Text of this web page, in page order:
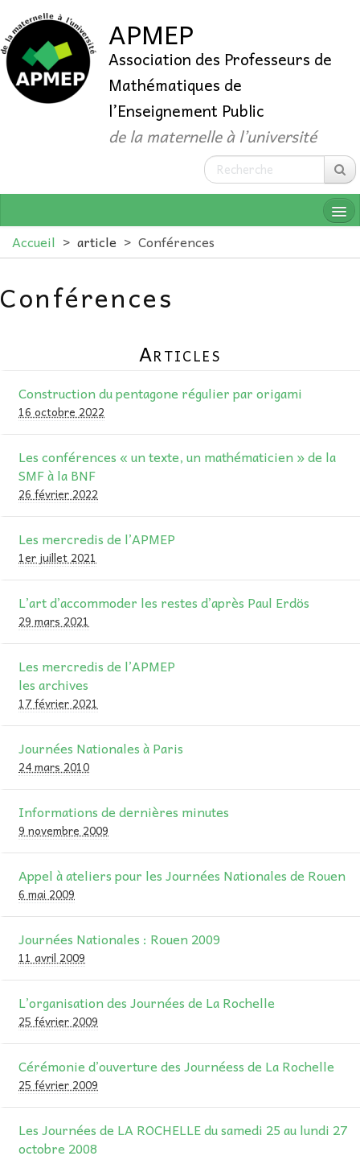
APMEP
Association des Professeurs de
Mathématiques de
l’Enseignement Public
de la maternelle à l’université
QUI SOMMES-NOUS ?
AU FIL DES MATHS
LIBRAIRIE
Accueil > article > Conférences
Conférences
Articles
Construction du pentagone régulier par origami
16 octobre 2022
Les conférences « un texte, un mathématicien » de la
SMF à la BNF
26 février 2022
Les mercredis de l’APMEP
1er juillet 2021
L’art d’accommoder les restes d’après Paul Erdös
29 mars 2021
Les mercredis de l’APMEP
les archives
17 février 2021
Journées Nationales à Paris
24 mars 2010
Informations de dernières minutes
9 novembre 2009
Appel à ateliers pour les Journées Nationales de Rouen
6 mai 2009
Journées Nationales : Rouen 2009
11 avril 2009
L’organisation des Journées de La Rochelle
25 février 2009
Cérémonie d’ouverture des Journéess de La Rochelle
25 février 2009
Les Journées de LA ROCHELLE du samedi 25 au lundi 27
octobre 2008